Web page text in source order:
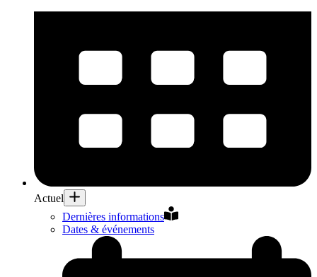
Actuel
Dernières informations
Dates & événements